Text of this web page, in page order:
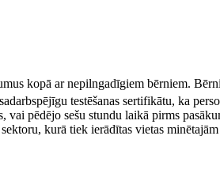
kopā ar nepilngadīgiem bērniem.
testēšanas sertifikātu, ka
pēdējo sešu stundu laikā pirms
kurā tiek ierādītas vietas